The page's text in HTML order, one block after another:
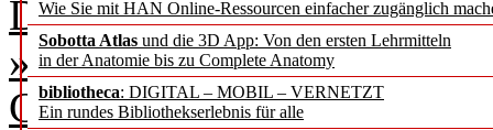
Wie Sie mit HAN Online-Ressourcen einfacher zugänglich
Sobotta Atlas und die 3D App: Von den ersten Lehrmitteln
in der Anatomie bis zu Complete Anatomy
bibliotheca: DIGITAL – MOBIL – VERNETZT
Ein rundes Bibliothekserlebnis für alle
Die DFG hat 2022 ein
»Wissenschaftliches
Gestaltungsfeld der